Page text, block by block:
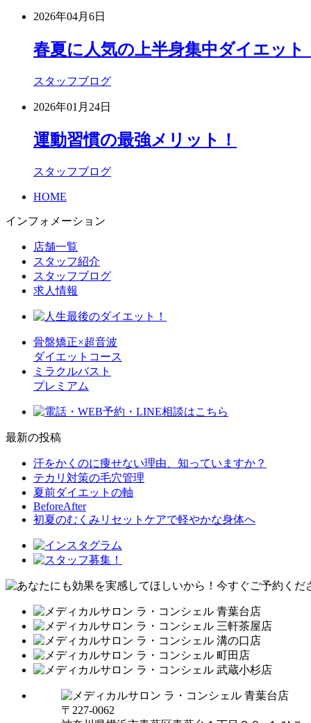
2026年04月6日
春夏に人気の上半身集中ダイエット
スタッフブログ
2026年01月24日
運動習慣の最強メリット！
スタッフブログ
HOME
インフォメーション
店舗一覧
スタッフ紹介
スタッフブログ
求人情報
骨盤矯正×超音波
ダイエットコース
ミラクルバスト
プレミアム
最新の投稿
汗をかくのに痩せない理由、知っていますか？
テカリ対策の毛穴管理
夏前ダイエットの軸
BeforeAfter
初夏のむくみリセットケアで軽やかな身体へ
〒227-0062